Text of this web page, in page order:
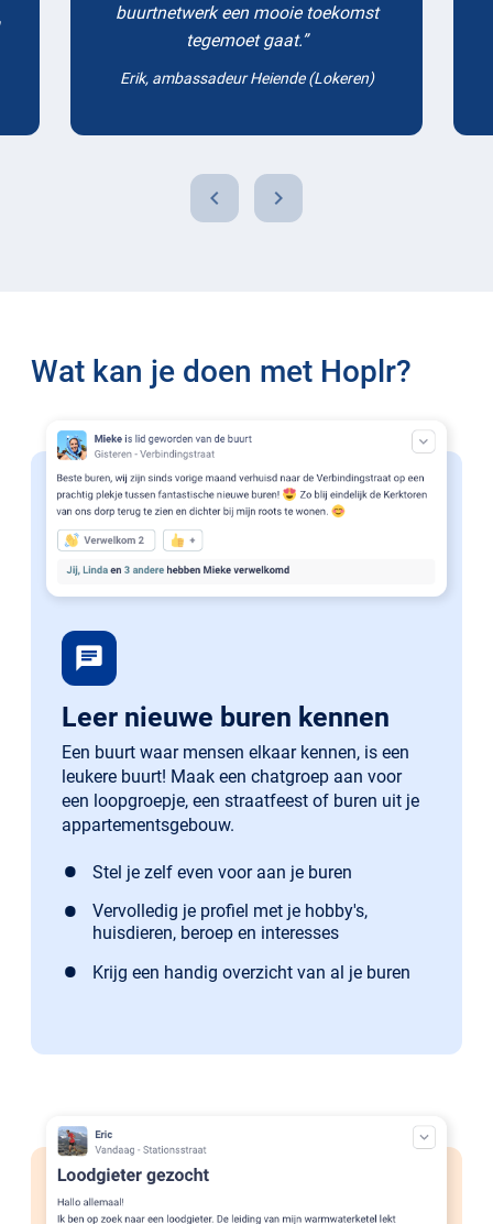
buurtnetwerk een mooie toekomst
tegemoet gaat.
Erik, ambassadeur Heiende (Lokeren)
chevron_left chevron_right
Wat kan je doen met Hoplr?
chat
Leer nieuwe buren kennen
Een buurt waar mensen elkaar kennen, is een
leukere buurt! Maak een chatgroep aan voor
een loopgroepje, een straatfeest of buren uit je
appartementsgebouw.
Stel je zelf even voor aan je buren
Vervolledig je profiel met je hobby's,
huisdieren, beroep en interesses
Krijg een handig overzicht van al je buren